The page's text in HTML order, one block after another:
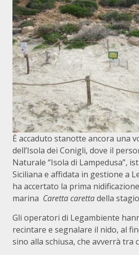
È accaduto stanotte ancora una
dell’Isola dei Conigli, dove il
Naturale “Isola di Lampedusa”,
Siciliana e affidata in gestione a
ha accertato la prima
marina Caretta carettadella
Gli operatori di Legambiente
recintare e segnalare il nido, al
sino alla schiusa, che avverrà tra